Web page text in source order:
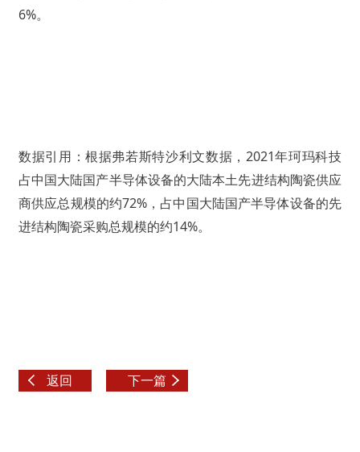
6%。
数据引用：根据弗若斯特沙利文数据， 2021年珂玛科技
占中国大陆国产半导体设备的大陆本土先进结构陶瓷供应
商供应总规模的约72%，占中国大陆国产半导体设备的先
进结构陶瓷采购总规模的约14%。
返回 下一篇